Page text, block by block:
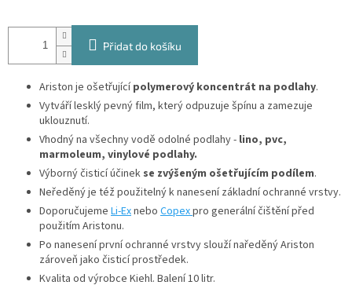
Přidat do košíku
Ariston je ošetřujícípolymerový koncentrát na podlahy.
Vytváří lesklý pevný film, který odpuzuje špínu a zamezuje
uklouznutí.
Vhodný na všechny vodě odolné podlahy - lino, pvc,
marmoleum, vinylové podlahy.
Výborný čisticí účinek se zvýšeným ošetřujícím podílem.
Neředěný je též použitelný k nanesení základní ochranné vrstvy.
Doporučujeme Li-Exnebo Copexpro generální čištění před
použitím Aristonu.
Po nanesení první ochranné vrstvy slouží naředěný Ariston
zároveň jako čisticí prostředek.
Kvalita od výrobce Kiehl. Balení 10 litr.